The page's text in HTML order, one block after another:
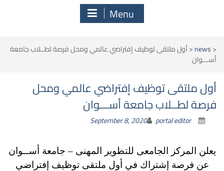
Menu
<
news
<أول ملتقى توظيف إفتراضي عالمي ومحل فرصة لطــلاب جامعة
أســـوان
أول ملتقى توظيف إفتراضي عالمي ومحل
فرصة لطــلاب جامعة أســـوان
September 8, 2020 portal editor
يعلن المركز الجامعى للتطوير المهنى – جامعة أســوان
عن فرصة إشتراك في أ ول ملتقى توظيف إفتراضي